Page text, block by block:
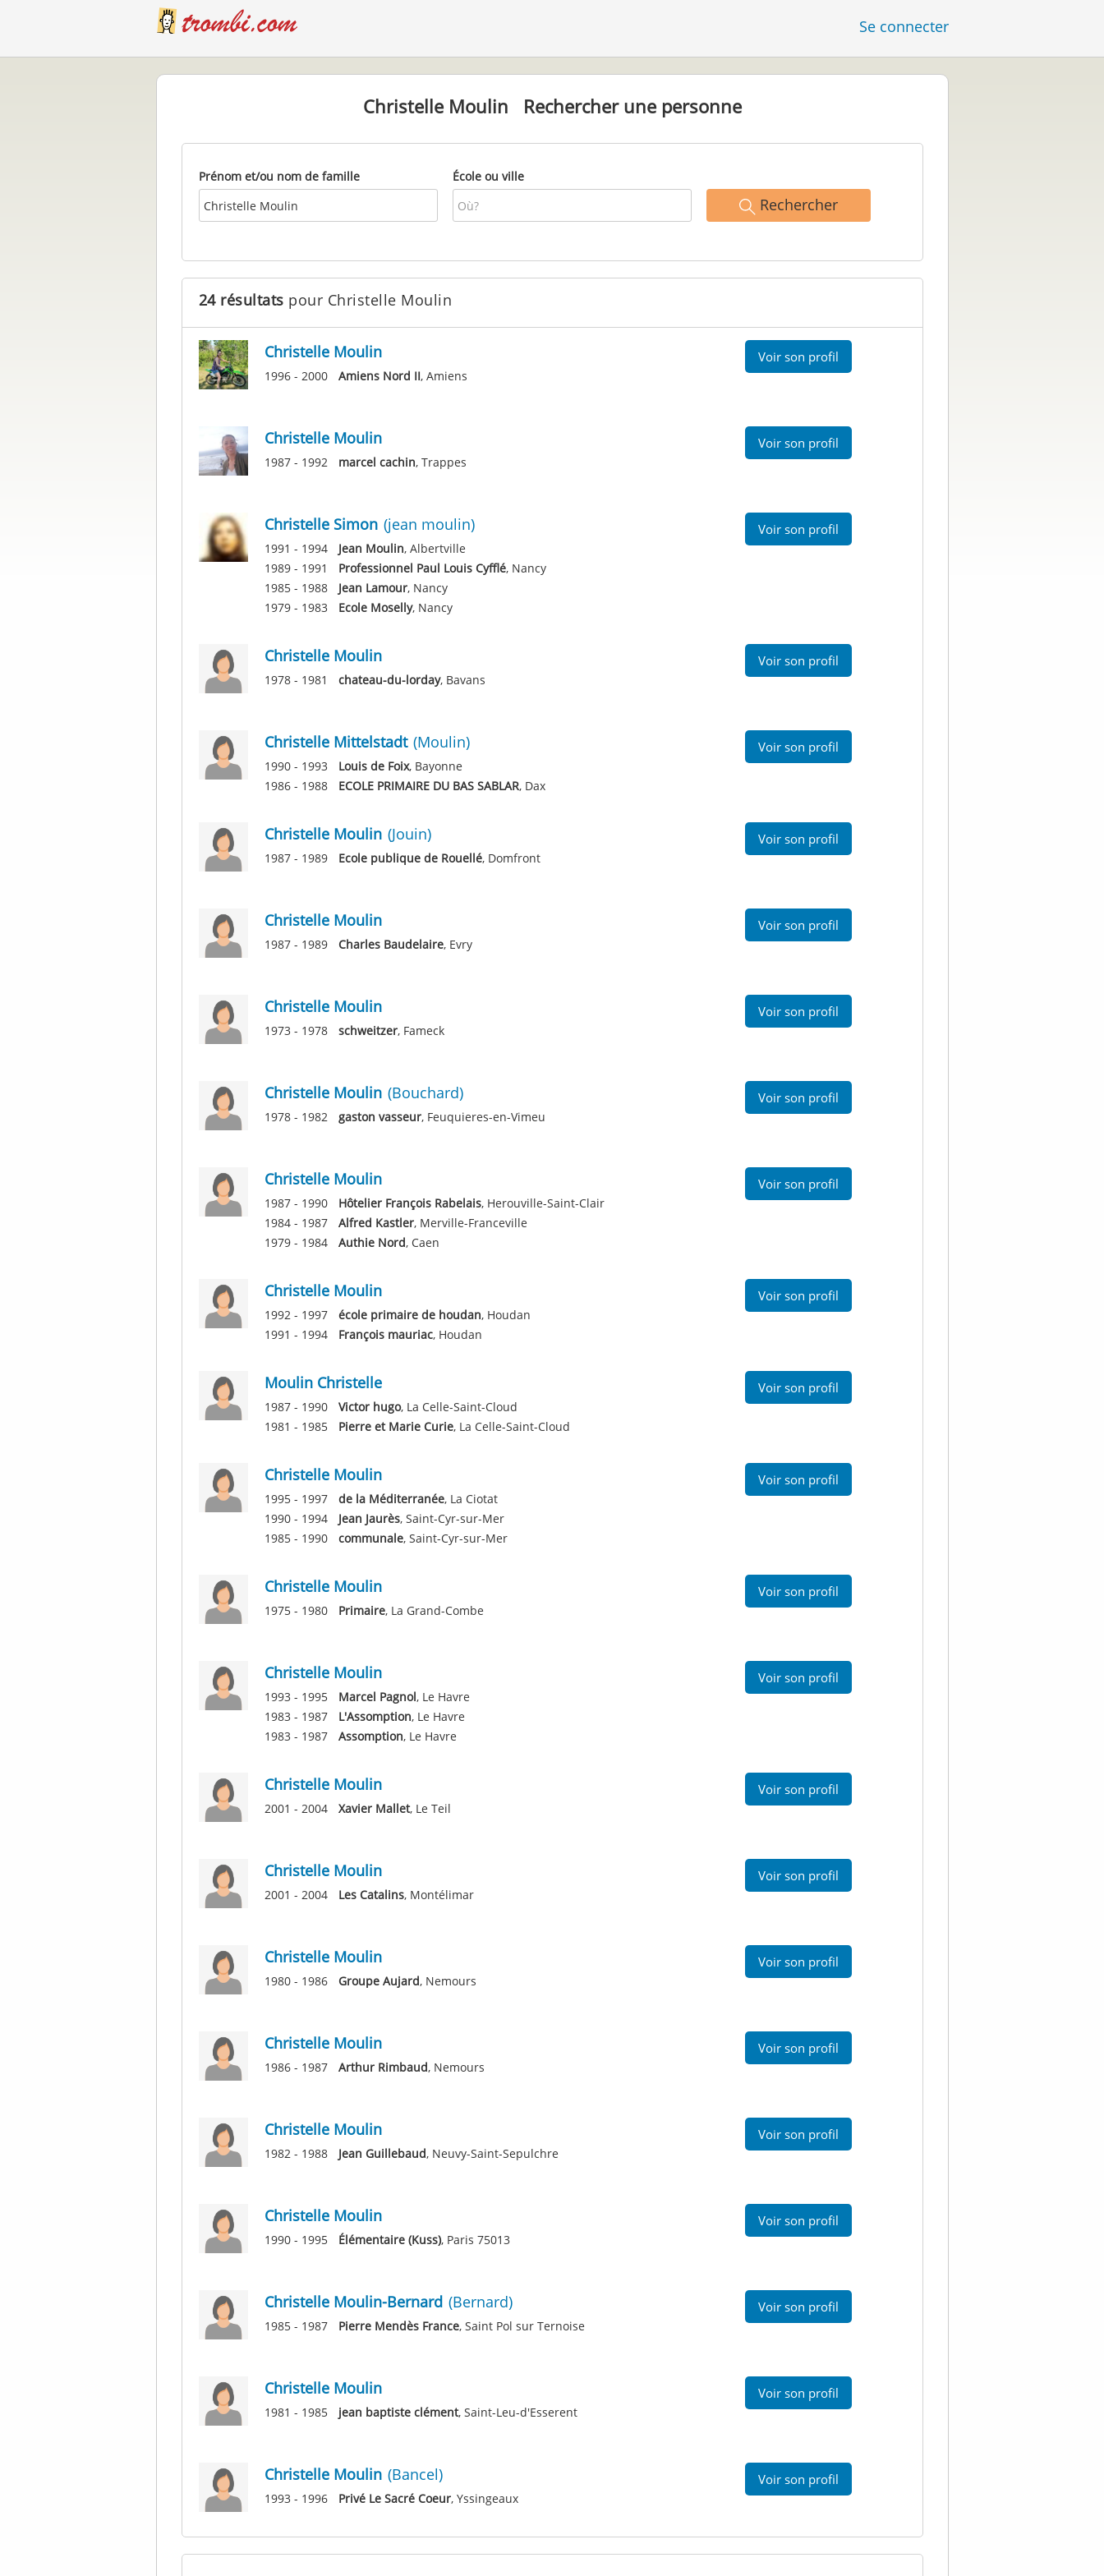
Se connecter
Christelle Moulin Rechercher une personne
Prénom et/ou nom de famille École ou ville
Rechercher
24 résultats pour Christelle Moulin
Christelle Moulin
1996 - 2000 Amiens Nord II, Amiens
Voir son profil
Christelle Moulin
1987 - 1992 marcel cachin, Trappes
Voir son profil
Christelle Simon (jean moulin)
1991 - 1994 Jean Moulin, Albertville
1989 - 1991
Professionnel Paul Louis Cyfflé, Nancy
1985 - 1988
Jean Lamour, Nancy
1979 - 1983
Ecole Moselly, Nancy
Voir son profil
Christelle Moulin
1978 - 1981 chateau-du-lorday, Bavans
Voir son profil
Christelle Mittelstadt (Moulin)
1990 - 1993 Louis de Foix, Bayonne
1986 - 1988
ECOLE PRIMAIRE DU BAS SABLAR, Dax
Voir son profil
Christelle Moulin (Jouin)
1987 - 1989 Ecole publique de Rouellé, Domfront
Voir son profil
Christelle Moulin
1987 - 1989 Charles Baudelaire, Evry
Voir son profil
Christelle Moulin
1973 - 1978 schweitzer, Fameck
Voir son profil
Christelle Moulin (Bouchard)
1978 - 1982 gaston vasseur, Feuquieres-en-Vimeu
Voir son profil
Christelle Moulin
1987 - 1990 Hôtelier François Rabelais, Herouville-Saint-Clair
1984 - 1987
Alfred Kastler, Merville-Franceville
1979 - 1984
Authie Nord, Caen
Voir son profil
Christelle Moulin
1992 - 1997 école primaire de houdan, Houdan
1991 - 1994
François mauriac, Houdan
Voir son profil
Moulin Christelle
1987 - 1990 Victor hugo, La Celle-Saint-Cloud
1981 - 1985
Pierre et Marie Curie, La Celle-Saint-Cloud
Voir son profil
Christelle Moulin
1995 - 1997 de la Méditerranée, La Ciotat
1990 - 1994
Jean Jaurès, Saint-Cyr-sur-Mer
1985 - 1990
communale, Saint-Cyr-sur-Mer
Voir son profil
Christelle Moulin
1975 - 1980 Primaire, La Grand-Combe
Voir son profil
Christelle Moulin
1993 - 1995 Marcel Pagnol, Le Havre
1983 - 1987
L'Assomption, Le Havre
1983 - 1987
Assomption, Le Havre
Voir son profil
Christelle Moulin
2001 - 2004 Xavier Mallet, Le Teil
Voir son profil
Christelle Moulin
2001 - 2004 Les Catalins, Montélimar
Voir son profil
Christelle Moulin
1980 - 1986 Groupe Aujard, Nemours
Voir son profil
Christelle Moulin
1986 - 1987 Arthur Rimbaud, Nemours
Voir son profil
Christelle Moulin
1982 - 1988 Jean Guillebaud, Neuvy-Saint-Sepulchre
Voir son profil
Christelle Moulin
1990 - 1995 Élémentaire (Kuss), Paris 75013
Voir son profil
Christelle Moulin-Bernard (Bernard)
1985 - 1987 Pierre Mendès France, Saint Pol sur Ternoise
Voir son profil
Christelle Moulin
1981 - 1985 jean baptiste clément, Saint-Leu-d'Esserent
Voir son profil
Christelle Moulin (Bancel)
1993 - 1996 Privé Le Sacré Coeur, Yssingeaux
Voir son profil